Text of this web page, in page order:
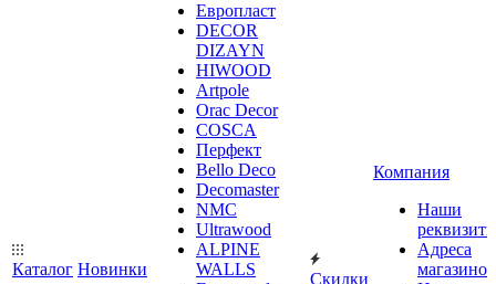
Каталог Новинки
Европласт
DECOR
DIZAYN
HIWOOD
Artpole
Orac Decor
COSCA
Перфект
Bello Deco
Decomaster
NMС
Ultrawood
ALPINE
WALLS
Скидки
Компания
Наши
Адреса
магазинов